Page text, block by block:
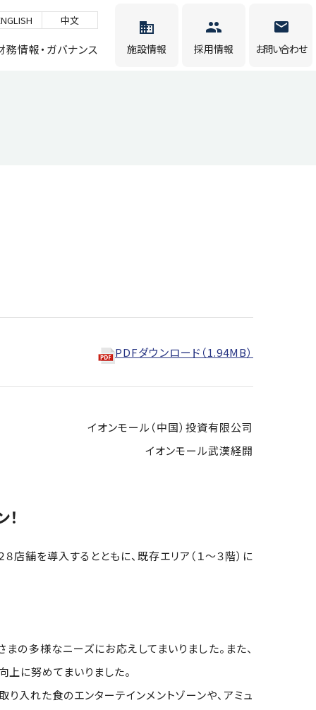
中文
務情報・ガバナンス 施設情報 採用情報 お問い合わせ
PDFダウンロード（1.94MB）
イオンモール（中国）投資有限公司
イオンモール武漢経開
店舗を導入するとともに、既存エリア（１～３階）に
の多様なニーズにお応えしてまいりました。また、
に努めてまいりました。
入れた食のエンターテインメントゾーンや、アミュ